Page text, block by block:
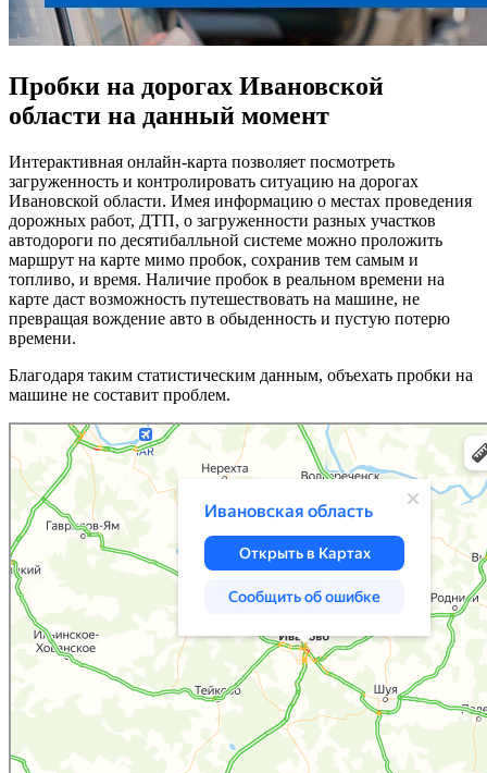
Пробки на дорогах Ивановской
области на данный момент
Интерактивная онлайн-карта позволяет посмотреть
загруженность и контролировать ситуацию на дорогах
Ивановской области. Имея информацию о местах проведения
дорожных работ, ДТП, о загруженности разных участков
автодороги по десятибалльной системе можно проложить
маршрут на карте мимо пробок, сохранив тем самым и
топливо, и время. Наличие пробок в реальном времени на
карте даст возможность путешествовать на машине, не
превращая вождение авто в обыденность и пустую потерю
времени.
Благодаря таким статистическим данным, объехать пробки на
машине не составит проблем.